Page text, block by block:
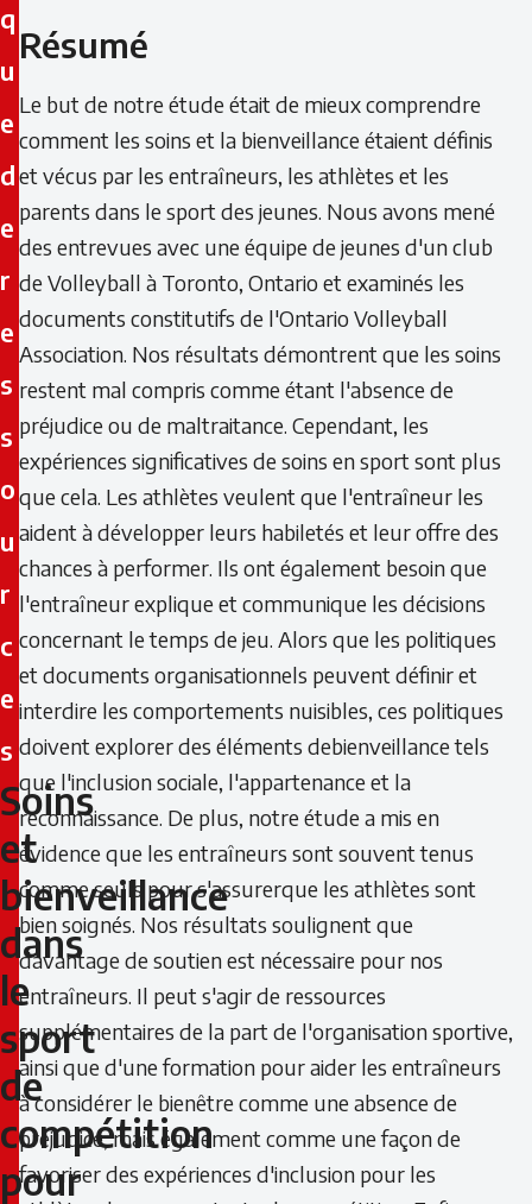
q
u
e
d
e
r
e
s
s
o
u
r
c
e
s
Soins
et
bienveillance
dans
le
sport
de
compétition
Soins
et
bienveillance
dans
le
sport
de
compétition
pour
Résumé
Le but de notre étude était de mieux comprendre
comment les soins et la bienveillance étaient définis
et vécus par les entraîneurs, les athlètes et les
parents dans le sport des jeunes. Nous avons mené
des entrevues avec une équipe de jeunes d'un club
de Volleyball à Toronto, Ontario et examinés les
documents constitutifs de l'Ontario Volleyball
Association. Nos résultats démontrent que les soins
restent mal compris comme étant l'absence de
préjudice ou de maltraitance. Cependant, les
expériences significatives de soins en sport sont plus
que cela. Les athlètes veulent que l'entraîneur les
aident à développer leurs habiletés et leur offre des
chances à performer. Ils ont également besoin que
l'entraîneur explique et communique les décisions
concernant le temps de jeu. Alors que les politiques
et documents organisationnels peuvent définir et
interdire les comportements nuisibles, ces politiques
doivent explorer des éléments debienveillance tels
que l'inclusion sociale, l'appartenance et la
reconnaissance. De plus, notre étude a mis en
évidence que les entraîneurs sont souvent tenus
comme seuls pour s'assurerque les athlètes sont
bien soignés. Nos résultats soulignent que
davantage de soutien est nécessaire pour nos
entraîneurs. Il peut s'agir de ressources
supplémentaires de la part de l'organisation sportive,
ainsi que d'une formation pour aider les entraîneurs
à considérer le bienêtre comme une absence de
préjudice, mais également comme une façon de
favoriser des expériences d'inclusion pour les